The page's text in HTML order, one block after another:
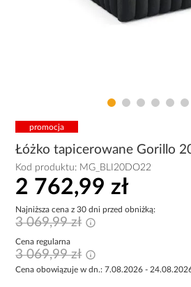
promocja
Łóżko tapicerowane Gorillo
Kod produktu: MG_BLI20DO22
2 762,99 zł
Najniższa cena z 30 dni przed obniżką:
3 069,99 zł
Cena regularna
3 069,99 zł
Cena obowiązuje w dn.: 7.08.2026 -